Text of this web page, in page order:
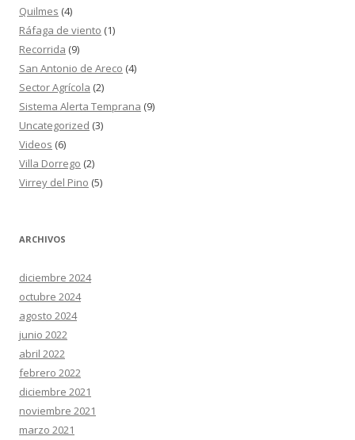
Quilmes (4)
Ráfaga de viento (1)
Recorrida (9)
San Antonio de Areco (4)
Sector Agrícola (2)
Sistema Alerta Temprana (9)
Uncategorized (3)
Videos (6)
Villa Dorrego (2)
Virrey del Pino (5)
ARCHIVOS
diciembre 2024
octubre 2024
agosto 2024
junio 2022
abril 2022
febrero 2022
diciembre 2021
noviembre 2021
marzo 2021